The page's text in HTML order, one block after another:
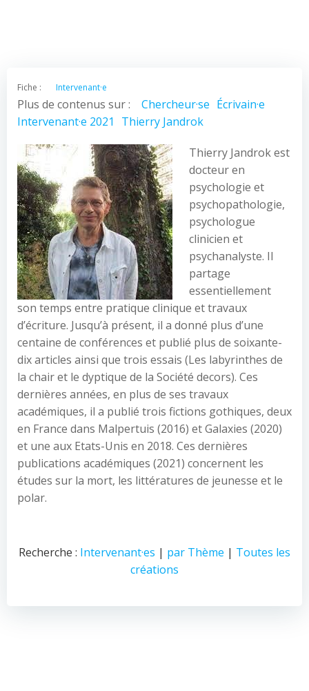
Fiche : Intervenant·e
Plus de contenus sur : Chercheur·se Écrivain·e
Intervenant·e 2021
Thierry Jandrok
Thierry Jandrok est
docteur en
psychologie et
psychopathologie,
psychologue
clinicien et
psychanalyste. Il
partage
essentiellement
son temps entre pratique clinique et travaux
d’écriture. Jusqu’à présent, il a donné plus d’une
centaine de conférences et publié plus de soixante-
dix articles ainsi que trois essais (Les labyrinthes de
la chair et le dyptique de la Société decors). Ces
dernières années, en plus de ses travaux
académiques, il a publié trois fictions gothiques, deux
en France dans Malpertuis (2016) et Galaxies (2020)
et une aux Etats-Unis en 2018. Ces dernières
publications académiques (2021) concernent les
études sur la mort, les littératures de jeunesse et le
polar.
Recherche : Intervenant·es | par Thème | Toutes les
créations